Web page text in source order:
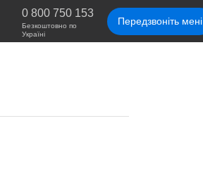
0 800 750 153
Безкоштовно по
Україні
Передзвоніть мені